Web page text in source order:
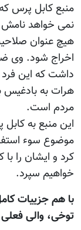
منبع کابل پرس
نمی خواهد نامش
هيچ عنوان
اخراج شود. وی
داشت که اين فرد
هرات به بادغيس
مردم است.
اين منبع به
موضوع سوء
کرد و ايشان را
خواهيم سپرد.
با هم جزييات
توخی، والی